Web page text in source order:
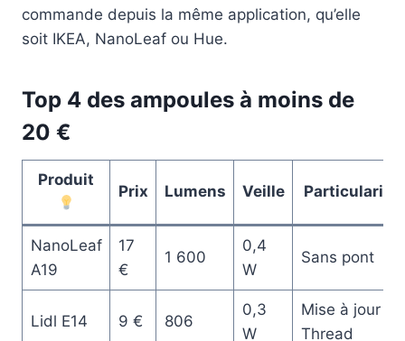
commande depuis la même application, qu’elle
soit IKEA, NanoLeaf ou Hue.
Top 4 des ampoules à moins de
20 €
Produit
Prix Lumens Veille Particularité
NanoLeaf
A19
17
€
1 600
0,4
W
Sans pont
Lidl E14 9 € 806
0,3
W
Mise à jour
Thread